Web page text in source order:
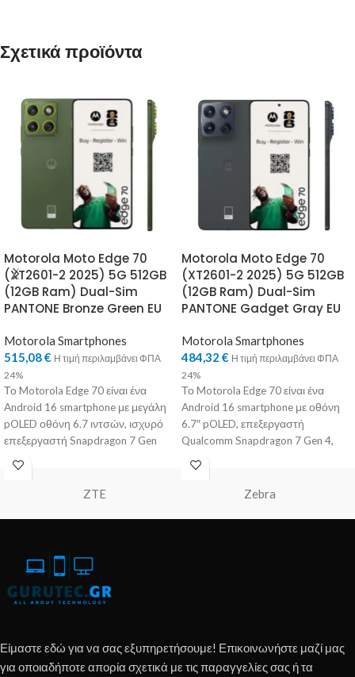
Σχετικά προϊόντα
Motorola Moto Edge 70
(XT2601-2 2025) 5G 512GB
(12GB Ram) Dual-Sim
PANTONE Bronze Green EU
Motorola Smartphones
515,08€ Η τιμή περιλαμβάνει ΦΠΑ
24%
Το Motorola Edge 70 είναι ένα
Android 16 smartphone με μεγάλη
pOLED οθόνη 6.7 ιντσών, ισχυρό
επεξεργαστή Snapdragon 7 Gen
Motorola Moto Edge 70
(XT2601-2 2025) 5G 512GB
(12GB Ram) Dual-Sim
PANTONE Gadget Gray EU
Motorola Smartphones
484,32 € Η τιμή περιλαμβάνει ΦΠΑ
24%
Το Motorola Edge 70 είναι ένα
Android 16 smartphone με οθόνη
6.7″ pOLED, επεξεργαστή
Qualcomm Snapdragon 7 Gen 4,
έως
ZTE Zebra
Είμαστε εδώ για να σας εξυπηρετήσουμε! Επικοινωνήστε μαζί μας
για οποιαδήποτε απορία σχετικά με τις παραγγελίες σας ή τα